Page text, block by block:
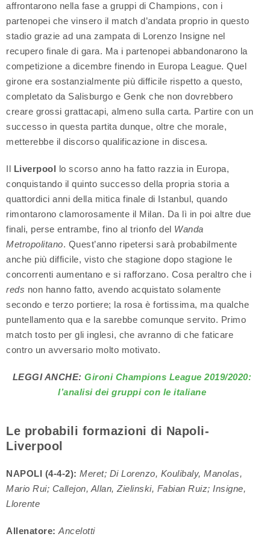
affrontarono nella fase a gruppi di Champions, con i
partenopei che vinsero il match d’andata proprio in questo
stadio grazie ad una zampata di Lorenzo Insigne nel
recupero finale di gara. Ma i partenopei abbandonarono la
competizione a dicembre finendo in Europa League. Quel
girone era sostanzialmente più difficile rispetto a questo,
completato da Salisburgo e Genk che non dovrebbero
creare grossi grattacapi, almeno sulla carta. Partire con un
successo in questa partita dunque, oltre che morale,
metterebbe il discorso qualificazione in discesa.
Il Liverpool lo scorso anno ha fatto razzia in Europa,
conquistando il quinto successo della propria storia a
quattordici anni della mitica finale di Istanbul, quando
rimontarono clamorosamente il Milan. Da lì in poi altre due
finali, perse entrambe, fino al trionfo del Wanda
Metropolitano. Quest’anno ripetersi sarà probabilmente
anche più difficile, visto che stagione dopo stagione le
concorrenti aumentano e si rafforzano. Cosa peraltro che i
reds non hanno fatto, avendo acquistato solamente
secondo e terzo portiere; la rosa è fortissima, ma qualche
puntellamento qua e la sarebbe comunque servito. Primo
match tosto per gli inglesi, che avranno di che faticare
contro un avversario molto motivato.
LEGGI ANCHE:Gironi Champions League 2019/2020:
l’analisi dei gruppi con le italiane
Le probabili formazioni di Napoli-
Liverpool
NAPOLI (4-4-2): Meret; Di Lorenzo, Koulibaly, Manolas,
Mario Rui; Callejon, Allan, Zielinski, Fabian Ruiz; Insigne,
Llorente
Allenatore: Ancelotti